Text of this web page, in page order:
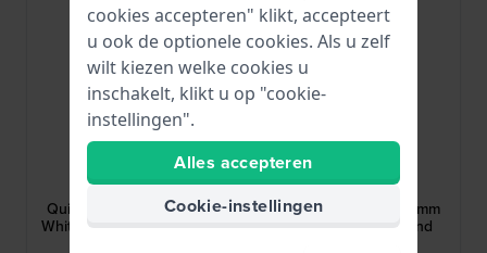
010-11251-9Q
Quick release 20 20 mm
Whitestone siliconen band
010-13076-04
Quick release 20 20 mm
Blauwe siliconen band
cookies accepteren" klikt, accepteert
u ook de optionele cookies. Als u zelf
wilt kiezen welke cookies u
inschakelt, klikt u op "cookie-
instellingen".
Alles accepteren
Cookie-instellingen